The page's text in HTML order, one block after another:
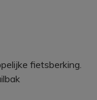
fietsberking.